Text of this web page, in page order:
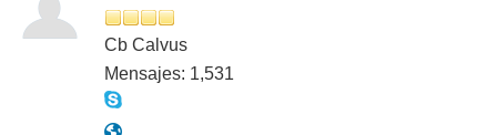
Cb Calvus
Mensajes: 1,531